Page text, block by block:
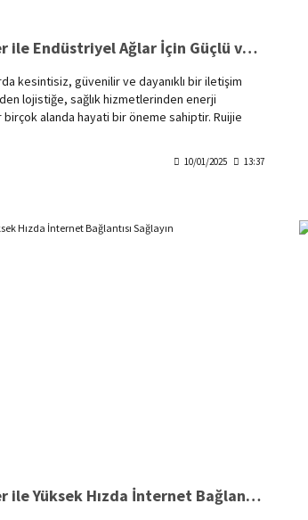
Ruijie Router ile Endüstriyel Ağlar İçin Güçlü ve Dayanıklı Çözümler
kesintisiz, güvenilir ve dayanıklı bir iletişim
lojistiğe, sağlık hizmetlerinden enerji
alanda hayati bir öneme sahiptir. Ruijie
zorlu koşullarda dahi yüksek performans
bağlantı hem de kolay yönetim özellikleri
10/01/2025 13:37
Ruijie Router ile Yüksek Hızda İnternet Bağlantısı Sağlayın